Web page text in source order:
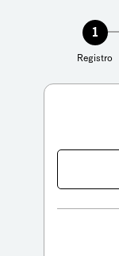
1
Registro